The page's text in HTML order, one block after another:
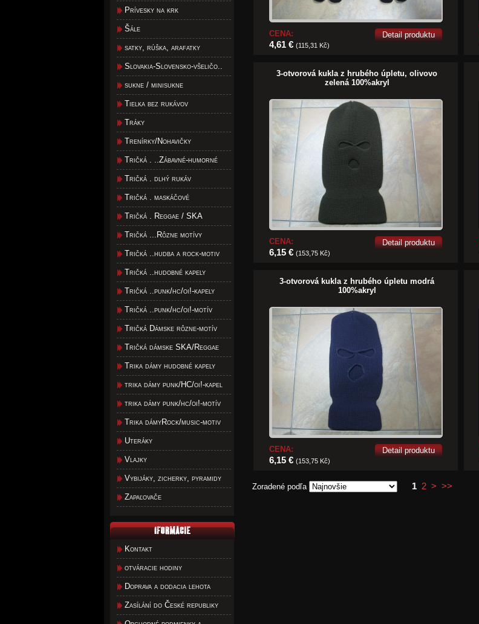
Prívesky na krk
Šále
satky, rúška, arafatky
Slovakia-Slovensko-všeličo..
sukne / minisukne
Tielka bez rukávov
Tráky
Trenírky/Nohavičky
Tričká . ..Zábavné-humorné
Tričká . dlhý rukáv
Tričká . maskáčové
Tričká . Reggae / SKA
Tričká ...Rôzne motívy
Tričká ..hudba a rock-motiv
Tričká ..hudobné kapely
Tričká ..punk/hc/oi!-kapely
Tričká ..punk/hc/oi!-motív
Tričká Dámske rôzne-motív
Tričká dámske SKA/Reggae
Trika dámy hudobné kapely
trika dámy punk/HC/oi!-kapel
trika dámy punk/hc/oi!-motív
Trika dámyRock/music-motiv
Uteráky
Vlajky
Vybijáky, zicherky, pyramidy
Zapaľovače
Kontakt
otváracie hodiny
Doprava a dodacia lehota
Zasílání do České republiky
CENA:
4,61 € (115,31 Kč)
Detail produktu
3-otvorová kukla z hrubého úpletu, olivovo
zelená 100%akryl
CENA:
6,15 € (153,75 Kč)
Detail produktu
3-otvorová kukla z hrubého úpletu modrá
100%akryl
CENA:
6,15 € (153,75 Kč)
Detail produktu
Zoradené podľa 1 2 > >>